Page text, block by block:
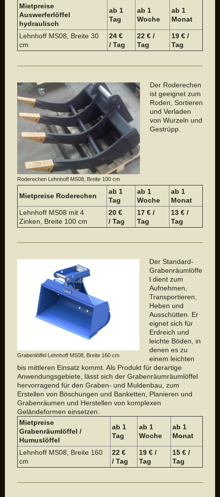
Mietpreise
Auswerferlöffel
hydraulisch
ab 1
Tag
ab 1
Woche
ab 1
Monat
Lehnhoff MS08, Breite 30
cm
24 €
/ Tag
22 € /
Tag
19 € /
Tag
Roderechen Lehnhoff MS08, Breite 100 cm
Der Roderechen
ist geeignet zum
Roden, Sortieren
und Verladen
von Wurzeln und
Gestrüpp.
Mietpreise Roderechen
ab 1
Tag
ab 1
Woche
ab 1
Monat
Lehnhoff MS08 mit 4
Zinken, Breite 100 cm
20 €
/ Tag
17 € /
Tag
13 € /
Tag
Grabenlöffel Lehnhoff MS08, Breite 160 cm
Der Standard-
Grabenräumlöffe
l dient zum
Aufnehmen,
Transportieren,
Heben und
Ausschütten. Er
eignet sich für
Erdreich und
leichte Böden, in
denen es zu
einem leichten
bis mittleren Einsatz kommt. Als Produkt für derartige
Anwendungsgebiete, lässt sich der Grabenräumräumlöffel
hervorragend für den Graben- und Muldenbau, zum
Erstellen von Böschungen und Banketten, Planieren und
Grabenräumen und Herstellen von komplexen
Geländeformen einsetzen.
Mietpreise
Grabenräumlöffel /
Humuslöffel
ab 1
Tag
ab 1
Woche
ab 1
Monat
Lehnhoff MS08, Breite 160
cm
22 €
/ Tag
19 € /
Tag
15 € /
Tag